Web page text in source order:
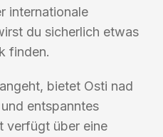
internationale
du sicherlich etwas
finden.
bietet Osti nad
entspanntes
verfügt über eine